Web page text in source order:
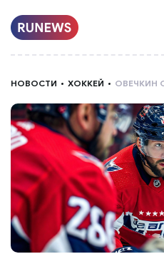
РУБРИКИ
О
НАС
НОВОСТИ ХОККЕЙ ОВЕЧКИН